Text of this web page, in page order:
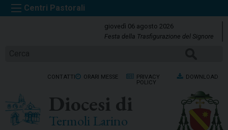
k
giovedì 06 agosto 2026
Festa della Trasfigurazione del Signore
CONTATTI ORARI MESSE
PRIVACY
POLICY
DOWNLOAD
Diocesi di
Termoli Larino